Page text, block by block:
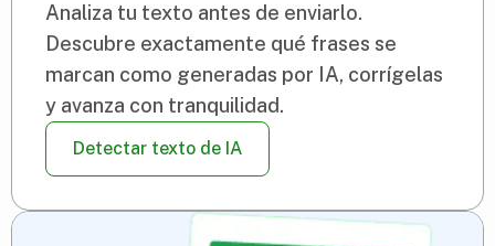
Analiza tu texto antes de enviarlo.
Descubre exactamente qué frases se
marcan como generadas por IA, corrígelas
y avanza con tranquilidad.
Detectar texto de IA